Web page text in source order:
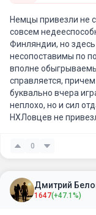
Немцы привезли не
совсем
Финляндии, но
несопоставимы по
вполне
справляется,
буквально вчера
неплохо, но и сил
НХЛовцев не
свежую Германию.
0
Дмитрий
1647(+47.1%)